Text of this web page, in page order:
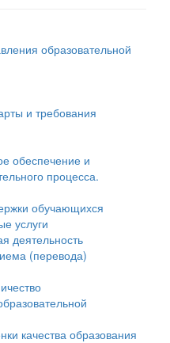
образовательной
и требования
обеспечение и
процесса.
обучающихся
услуги
деятельность
(перевода)
качества образования